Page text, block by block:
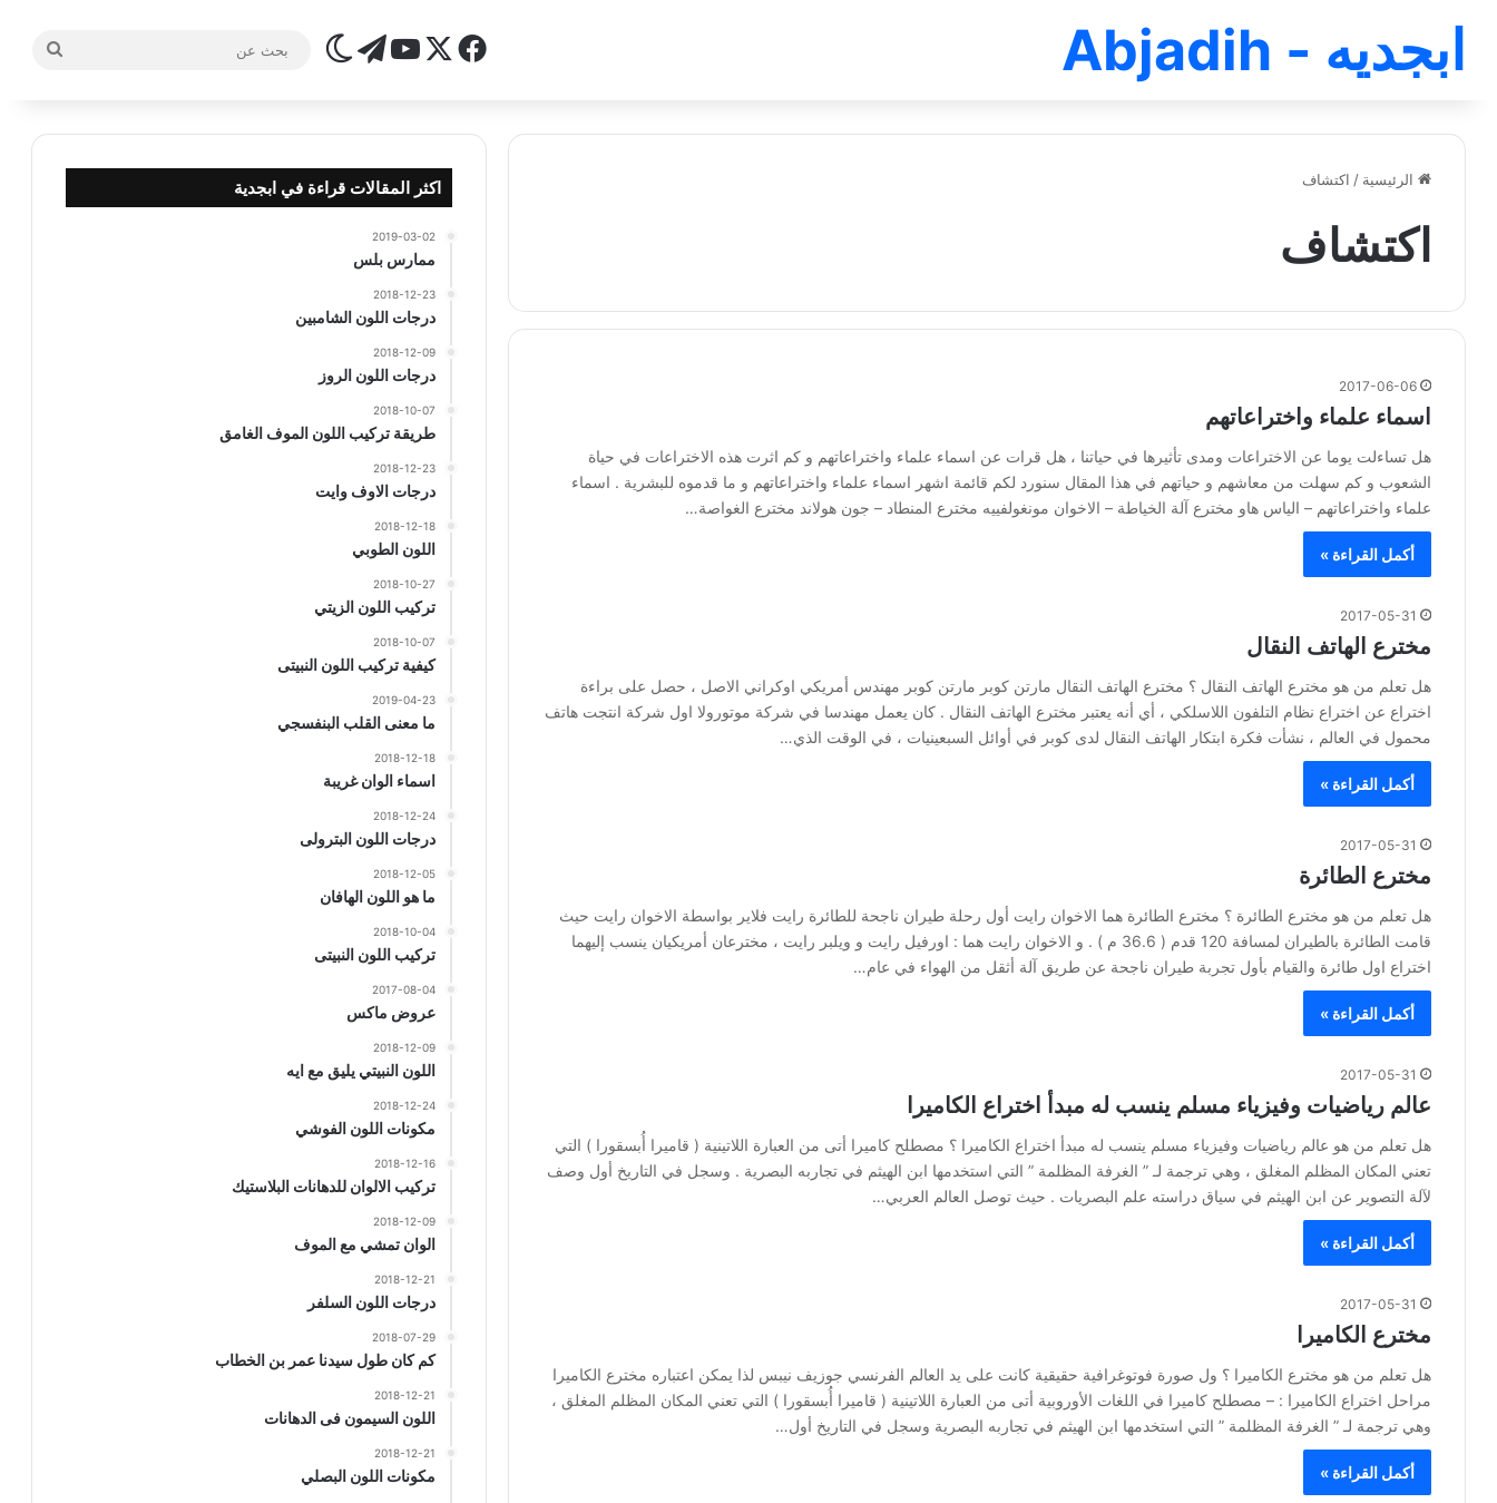
ابجديه - Abjadih فيسبوك
‫X
‫YouTube
تيلقرامالوضع المظلم
الرئيسية / اكتشاف
اكتشاف
2017-06-06
اسماء علماء واختراعاتهم
هل تساءلت يوما عن الاختراعات ومدى تأثيرها في حياتنا ، هل قرات عن اسماء علماء واختراعاتهم و كم اثرت هذه الاختراعات في حياة
الشعوب و كم سهلت من معاشهم و حياتهم في هذا المقال سنورد لكم قائمة اشهر اسماء علماء واختراعاتهم و ما قدموه للبشرية . اسماء
علماء واختراعاتهم – الياس هاو مخترع آلة الخياطة – الاخوان مونغولفييه مخترع المنطاد – جون هولاند مخترع الغواصة…
أكمل القراءة »
2017-05-31
مخترع الهاتف النقال
هل تعلم من هو مخترع الهاتف النقال ؟ مخترع الهاتف النقال مارتن كوبر مارتن كوبر مهندس أمريكي اوكراني الاصل ، حصل على براءة
اختراع عن اختراع نظام التلفون اللاسلكي ، أي أنه يعتبر مخترع الهاتف النقال . كان يعمل مهندسا في شركة موتورولا اول شركة انتجت هاتف
محمول في العالم ، نشأت فكرة ابتكار الهاتف النقال لدى كوبر في أوائل السبعينيات ، في الوقت الذي…
أكمل القراءة »
2017-05-31
مخترع الطائرة
هل تعلم من هو مخترع الطائرة ؟ مخترع الطائرة هما الاخوان رايت أول رحلة طيران ناجحة للطائرة رايت فلاير بواسطة الاخوان رايت حيث
قامت الطائرة بالطيران لمسافة 120 قدم ( 36.6 م ) . و الاخوان رايت هما : اورفيل رايت و ويلبر رايت ، مخترعان أمريكيان ينسب إليهما
اختراع اول طائرة والقيام بأول تجربة طيران ناجحة عن طريق آلة أثقل من الهواء في عام…
أكمل القراءة »
2017-05-31
عالم رياضيات وفيزياء مسلم ينسب له مبدأ اختراع الكاميرا
هل تعلم من هو عالم رياضيات وفيزياء مسلم ينسب له مبدأ اختراع الكاميرا ؟ مصطلح كاميرا أتى من العبارة اللاتينية ( قاميرا أُبسقورا ) التي
تعني المكان المظلم المغلق ، وهي ترجمة لـ ” الغرفة المظلمة ” التي استخدمها ابن الهيثم في تجاربه البصرية . وسجل في التاريخ أول وصف
لآلة التصوير عن ابن الهيثم في سياق دراسته علم البصريات . حيث توصل العالم العربي…
أكمل القراءة »
2017-05-31
مخترع الكاميرا
هل تعلم من هو مخترع الكاميرا ؟ ول صورة فوتوغرافية حقيقية كانت على يد العالم الفرنسي جوزيف نيبس لذا يمكن اعتباره مخترع الكاميرا
مراحل اختراع الكاميرا : – مصطلح كاميرا في اللغات الأوروبية أتى من العبارة اللاتينية ( قاميرا أُبسقورا ) التي تعني المكان المظلم المغلق ،
وهي ترجمة لـ ” الغرفة المظلمة ” التي استخدمها ابن الهيثم في تجاربه البصرية وسجل في التاريخ أول…
أكمل القراءة »
اكثر المقالات قراءة في ابجدية
2019-03-02
ممارس بلس
2018-12-23
درجات اللون الشامبين
2018-12-09
درجات اللون الروز
2018-10-07
طريقة تركيب اللون الموف الغامق
2018-12-23
درجات الاوف وايت
2018-12-18
اللون الطوبي
2018-10-27
تركيب اللون الزيتي
2018-10-07
كيفية تركيب اللون النبيتى
2019-04-23
ما معنى القلب البنفسجي
2018-12-18
اسماء الوان غريبة
2018-12-24
درجات اللون البترولى
2018-12-05
ما هو اللون الهافان
2018-10-04
تركيب اللون النبيتى
2017-08-04
عروض ماكس
2018-12-09
اللون النبيتي يليق مع ايه
2018-12-24
مكونات اللون الفوشي
2018-12-16
تركيب الالوان للدهانات البلاستيك
2018-12-09
الوان تمشي مع الموف
2018-12-21
درجات اللون السلفر
2018-07-29
كم كان طول سيدنا عمر بن الخطاب
2018-12-21
اللون السيمون فى الدهانات
2018-12-21
مكونات اللون البصلي